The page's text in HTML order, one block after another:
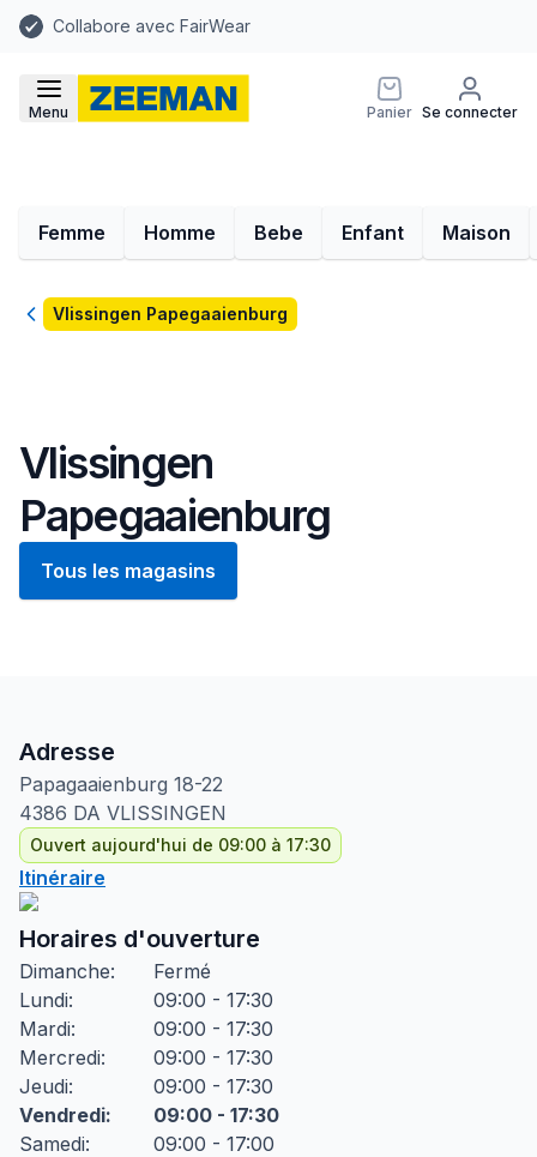
Collabore avec FairWear
Menu Panier Se connecter
Femme Homme Bebe Enfant Maison
RetourVlissingen Papegaaienburg
Vlissingen
Papegaaienburg
Tous les magasins
Adresse
Papagaaienburg 18-22
4386 DA VLISSINGEN
Ouvert aujourd'hui de 09:00 à 17:30
Itinéraire
Horaires d'ouverture
Dimanche:
Fermé
Lundi:
09:00 - 17:30
Mardi:
09:00 - 17:30
Mercredi:
09:00 - 17:30
Jeudi:
09:00 - 17:30
Vendredi:
09:00 - 17:30
Samedi: 09:00 - 17:00